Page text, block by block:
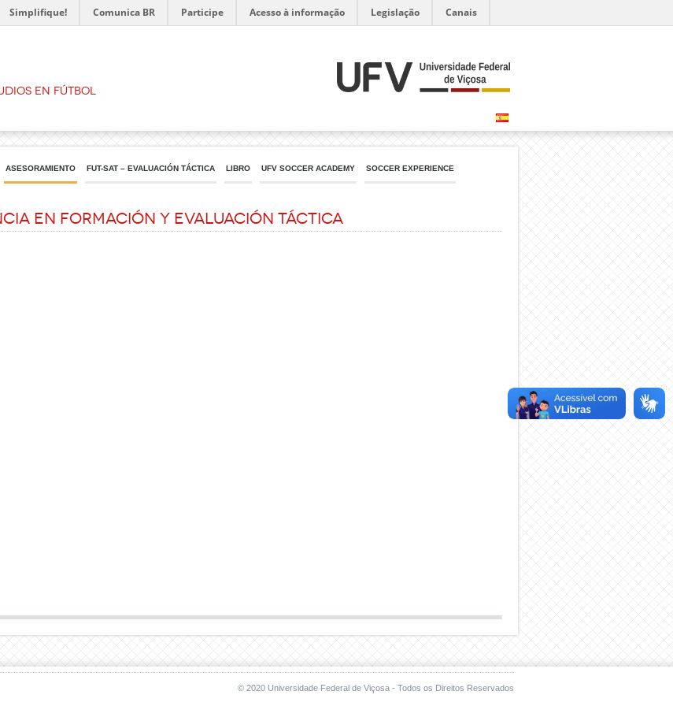
Simplifique! Comunica BR Participe Acesso à informação Legislação Canais
EN FÚTBOL
ASESORAMIENTO FUT-SAT – EVALUACIÓN TÁCTICA LIBRO UFV SOCCER ACADEMY SOCCER EXPERIENCE
en Formación y Evaluación Táctica
© 2020 Universidade Federal de Viçosa - Todos os Direitos Reservados